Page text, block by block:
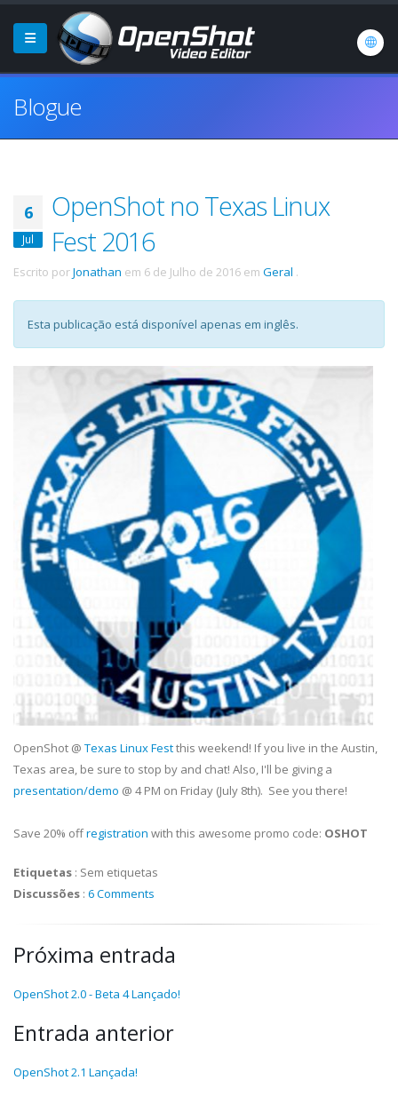
Blogue
6
Jul
OpenShot no Texas Linux
Fest 2016
Escrito porJonathan em 6 de Julho de 2016 em Geral .
Esta publicação está disponível apenas em inglês.
OpenShot @ Texas Linux Festthis weekend! If you live in the Austin,
Texas area, be sure to stop by and chat! Also, I'll be giving a
presentation/demo @ 4 PM on Friday (July 8th). See you there!
Save 20% offregistration with this awesome promo code: OSHOT
Etiquetas : Sem etiquetas
Discussões : 6 Comments
Próxima entrada
OpenShot 2.0 - Beta 4 Lançado!
Entrada anterior
OpenShot 2.1 Lançada!